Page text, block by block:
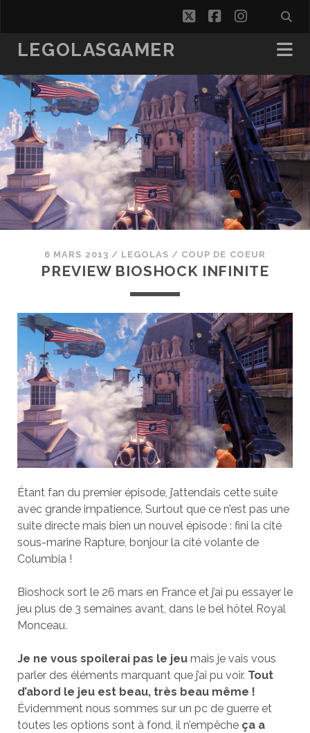
twitterfacebook
LEGOLASGAMER
6 MARS 2013 / LEGOLAS / COUP DE COEUR
PREVIEW BIOSHOCK INFINITE
Étant fan du premier épisode, j’attendais cette suite
avec grande impatience. Surtout que ce n’est pas une
suite directe mais bien un nouvel épisode : fini la cité
sous-marine Rapture, bonjour la cité volante de
Columbia !
Bioshock sort le 26 mars en France et j’ai pu essayer le
jeu plus de 3 semaines avant, dans le bel hôtel Royal
Monceau.
Je ne vous spoilerai pas le jeumais je vais vous
parler des éléments marquant que j’ai pu voir. Tout
d’abord le jeu est beau, très beau même !
Évidemment nous sommes sur un pc de guerre et
toutes les options sont à fond, il n’empêche ça a